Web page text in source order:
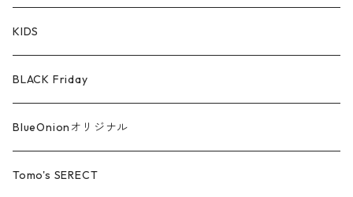
シルケットコットン
ファー ムートン
汗染み防止
KIDS
BLACK Friday
BlueOnionオリジナル
Tomo's SERECT